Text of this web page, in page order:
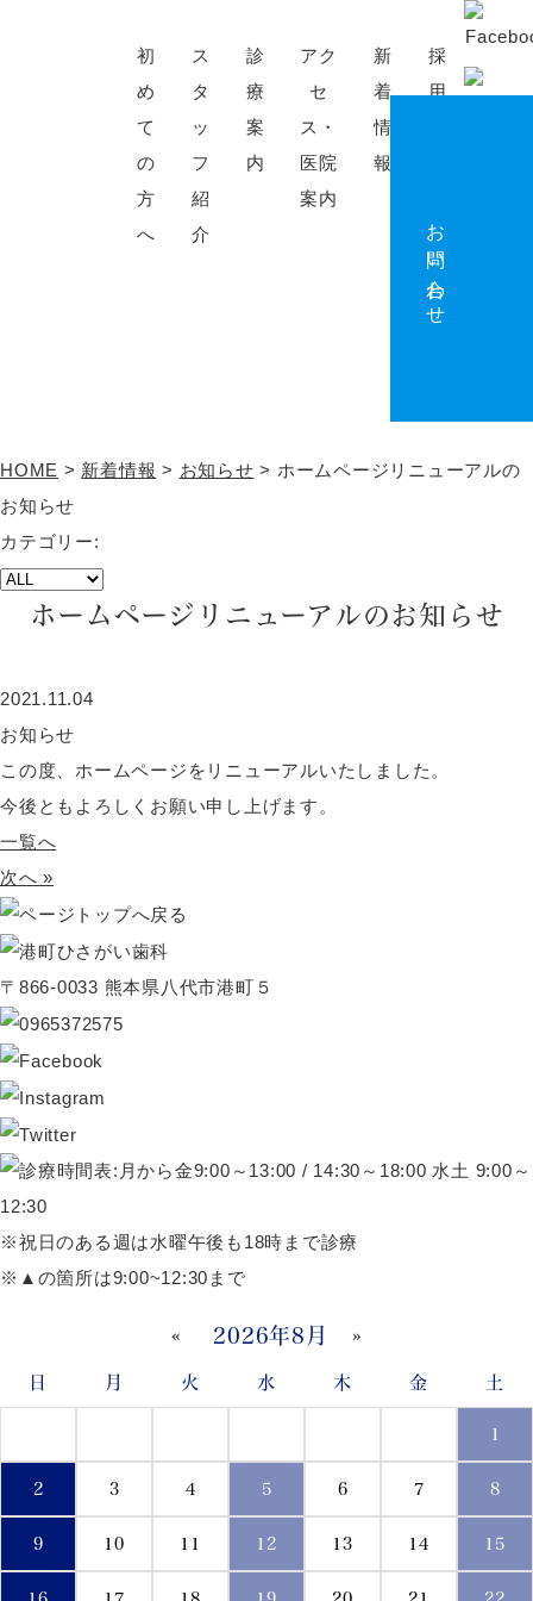
初
め
て
の
方
へ
ス
タ
ッ
フ
紹
介
診
療
案
内
アク
セ
ス・
医院
案内
新
着
情
報
採
用
HOME > 新着情報 > お知らせ > ホームページリニューアルの
お知らせ
カテゴリー:
ホームページリニューアルのお知らせ
2021.11.04
お知らせ
この度、ホームページをリニューアルいたしました。
今後ともよろしくお願い申し上げます。
一覧へ
次へ »
〒866-0033 熊本県八代市港町５
※祝日のある週は水曜午後も18時まで診療
※▲の箇所は9:00~12:30まで
« 2026年8月 »
日 月 火 水 木 金 土
1
2 3 4 5 6 7 8
9 10 11 12 13 14 15
お問い合わせ